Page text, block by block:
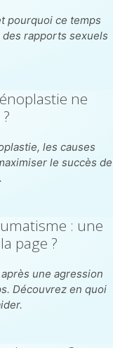
pourquoi ce temps
rapports sexuels
ne
les causes
le succès de
: une
page ?
une agression
Découvrez en quoi